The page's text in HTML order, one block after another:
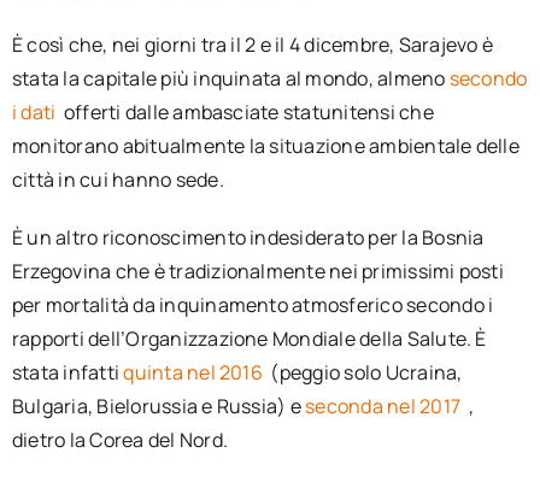
È così che, nei giorni tra il 2 e il 4 dicembre, Sarajevo è
stata la capitale più inquinata al mondo, almeno secondo
i dati offerti dalle ambasciate statunitensi che
monitorano abitualmente la situazione ambientale delle
città in cui hanno sede.
È un altro riconoscimento indesiderato per la Bosnia
Erzegovina che è tradizionalmente nei primissimi posti
per mortalità da inquinamento atmosferico secondo i
rapporti dell’Organizzazione Mondiale della Salute. È
stata infattiquinta nel 2016 (peggio solo Ucraina,
Bulgaria, Bielorussia e Russia) eseconda nel 2017 ,
dietro la Corea del Nord.